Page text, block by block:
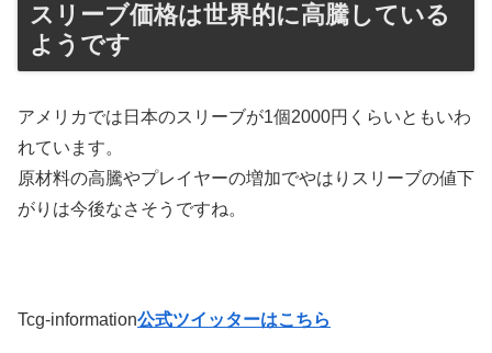
スリーブ価格は世界的に高騰している
ようです
アメリカでは日本のスリーブが1個2000円くらいともいわ
れています。
原材料の高騰やプレイヤーの増加でやはりスリーブの値下
がりは今後なさそうですね。
Tcg-information公式ツイッターはこちら